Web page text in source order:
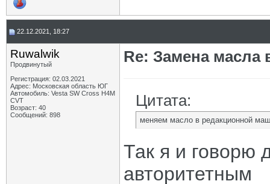
22.12.2021, 18:27
Ruwalwik
Продвинутый
Регистрация: 02.03.2021
Адрес: Московская область ЮГ
Автомобиль: Vesta SW Cross H4M
CVT
Возраст: 40
Сообщений: 898
Re: Замена масла
Цитата:
меняем масло в редакционной
Так я и говорю
авторитетным